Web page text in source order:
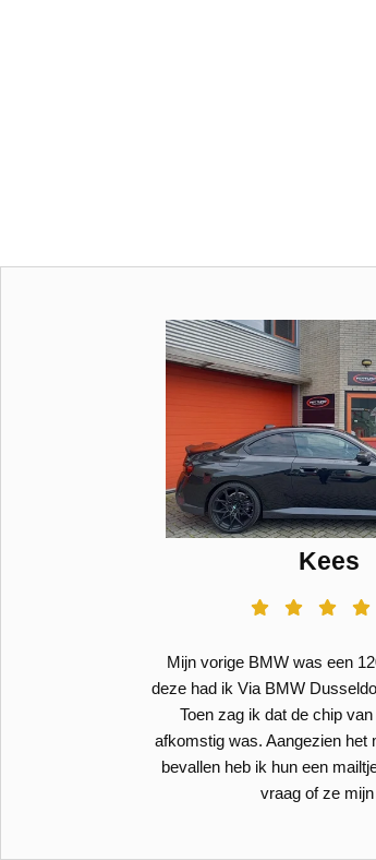
Kees
Mijn vorige BMW was een
deze had ik Via BMW
Toen zag ik dat de chip
afkomstig was. Aangezien het
bevallen heb ik hun een
vraag of ze mijn